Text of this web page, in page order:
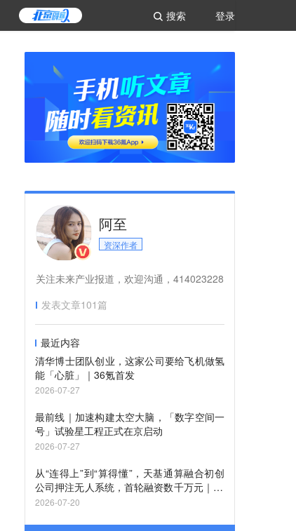
登录
搜索
阿至
资深作者
关注未来产业报道，欢迎沟通，414023228
发表文章101篇
最近内容
清华博士团队创业，这家公司要给飞机做氢
能「心脏」｜36氪首发
2026-07-27
最前线｜加速构建太空大脑，「数字空间一
号」试验星工程正式在京启动
2026-07-27
从“连得上”到“算得懂”，天基通算融合初创
公司押注无人系统，首轮融资数千万元｜36
氪首发
2026-07-20